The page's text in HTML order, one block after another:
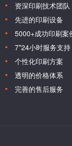
资深印刷技术团队
先进的印刷设备
5000+成功印刷案
7*24小时服务支持
个性化印刷方案
透明的价格体系
完善的售后服务